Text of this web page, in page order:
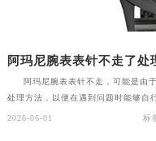
阿玛尼腕表表针不走了处
阿玛尼腕表表针不走，可能是由
处理方法，以便在遇到问题时能够自
2026-06-01 标